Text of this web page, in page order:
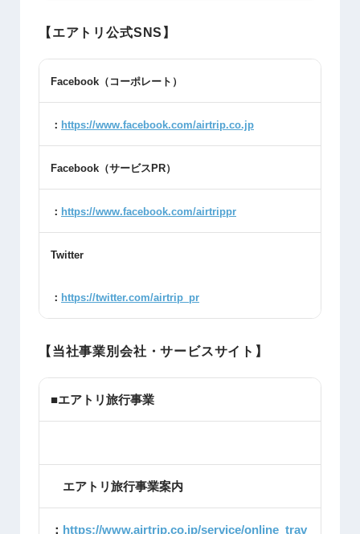
【エアトリ公式SNS】
Facebook （コーポレート）
： https://www.facebook.com/airtrip.co.jp
Facebook （サービス PR）
： https://www.facebook.com/airtrippr
Twitter
： https://twitter.com/airtrip_pr
【当社事業別会社・サービスサイト】
■エアトリ旅行事業
エアトリ旅行事業案内
： https://www.airtrip.co.jp/service/online_trav